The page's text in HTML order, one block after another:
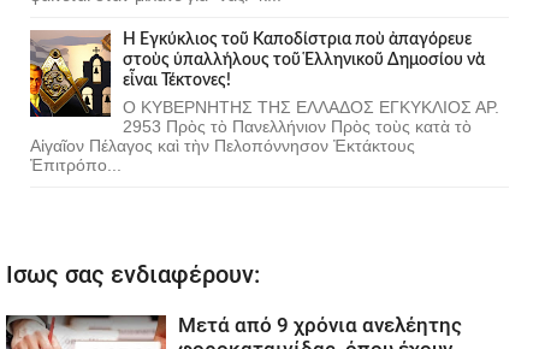
Ἡ Ἐγκύκλιος τοῦ Καποδίστρια ποὺ ἀπαγόρευε
στοὺς ὑπαλλήλους τοῦ Ἑλληνικοῦ Δημοσίου νὰ
εἶναι Τέκτονες!
Ο ΚΥΒΕΡΝΗΤΗΣ ΤΗΣ ΕΛΛΑΔΟΣ ΕΓΚΥΚΛΙΟΣ ΑΡ.
2953 Πρὸς τὸ Πανελλήνιον Πρὸς τοὺς κατὰ τὸ
Αἰγαῖον Πέλαγος καὶ τὴν Πελοπόννησον Ἐκτάκτους
Ἐπιτρόπο...